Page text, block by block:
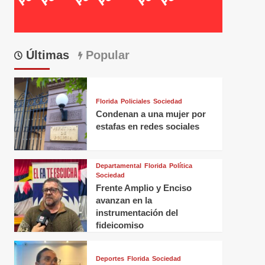
Últimas Popular
Florida Policiales Sociedad
Condenan a una mujer por
estafas en redes sociales
Departamental Florida Política
Sociedad
Frente Amplio y Enciso
avanzan en la
instrumentación del
fideicomiso
Deportes Florida Sociedad